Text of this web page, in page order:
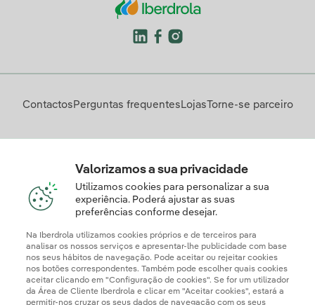
Contactos Perguntas frequentes LojasTorne-se parceiro
Valorizamos a sua privacidade
Utilizamos cookies para personalizar a sua
experiência. Poderá ajustar as suas
preferências conforme desejar.
Na Iberdrola utilizamos cookies próprios e de terceiros para
analisar os nossos serviços e apresentar-lhe publicidade com base
nos seus hábitos de navegação. Pode aceitar ou rejeitar cookies
nos botões correspondentes. Também pode escolher quais cookies
aceitar clicando em "Configuração de cookies". Se for um utilizador
da Área de Cliente Iberdrola e clicar em "Aceitar cookies", estará a
permitir-nos cruzar os seus dados de navegação com os seus